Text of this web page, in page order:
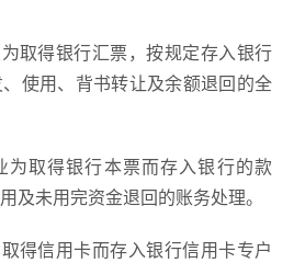
取得银行汇票，按规定存入银行
使用、背书转让及余额退回的全
为取得银行本票而存入银行的款
及未用完资金退回的账务处理。
得信用卡而存入银行信用卡专户